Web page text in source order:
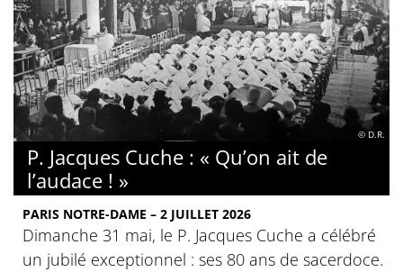
© D.R.
P. Jacques Cuche : « Qu’on ait de
l’audace ! »
PARIS NOTRE-DAME – 2 JUILLET 2026
Dimanche 31 mai, le P. Jacques Cuche a célébré
un jubilé exceptionnel : ses 80 ans de sacerdoce.